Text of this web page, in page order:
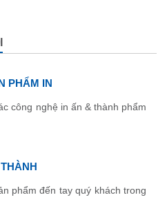
PHẨM IN
công nghệ in ấn & thành phẩm
phẩm đến tay quý khách trong